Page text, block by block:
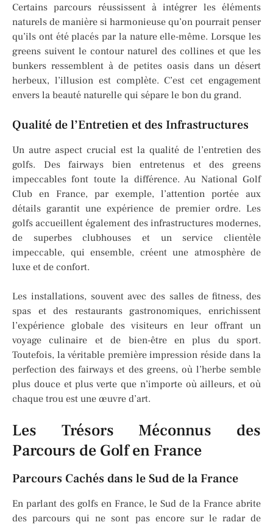
Certains parcours réussissent à intégrer les éléments
naturels de manière si harmonieuse qu’on pourrait penser
qu’ils ont été placés par la nature elle-même. Lorsque les
greens suivent le contour naturel des collines et que les
bunkers ressemblent à de petites oasis dans un désert
herbeux, l’illusion est complète. C’est cet engagement
envers la beauté naturelle qui sépare le bon du grand.
Qualité de l’Entretien et des Infrastructures
Un autre aspect crucial est la qualité de l’entretien des
golfs. Des fairways bien entretenus et des greens
impeccables font toute la différence. Au National Golf
Club en France, par exemple, l’attention portée aux
détails garantit une expérience de premier ordre. Les
golfs accueillent également des infrastructures modernes,
de superbes clubhouses et un service clientèle
impeccable, qui ensemble, créent une atmosphère de
luxe et de confort.
Les installations, souvent avec des salles de fitness, des
spas et des restaurants gastronomiques, enrichissent
l’expérience globale des visiteurs en leur offrant un
voyage culinaire et de bien-être en plus du sport.
Toutefois, la véritable première impression réside dans la
perfection des fairways et des greens, où l’herbe semble
plus douce et plus verte que n’importe où ailleurs, et où
chaque trou est une œuvre d’art.
Les Trésors Méconnus des
Parcours de Golf en France
Parcours Cachés dans le Sud de la France
En parlant des golfs en France, le Sud de la France abrite
des parcours qui ne sont pas encore sur le radar de